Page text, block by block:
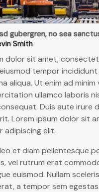
gubergren, no sea
Smith
dolor sit amet,
tempor
aliqua. Ut enim ad minim
ullamco laboris
Duis aute irure
Lorem ipsum dolor sit
adipiscing elit.
et diam pellentesque
vel rutrum erat
euismod. Nullam
a tempor sem